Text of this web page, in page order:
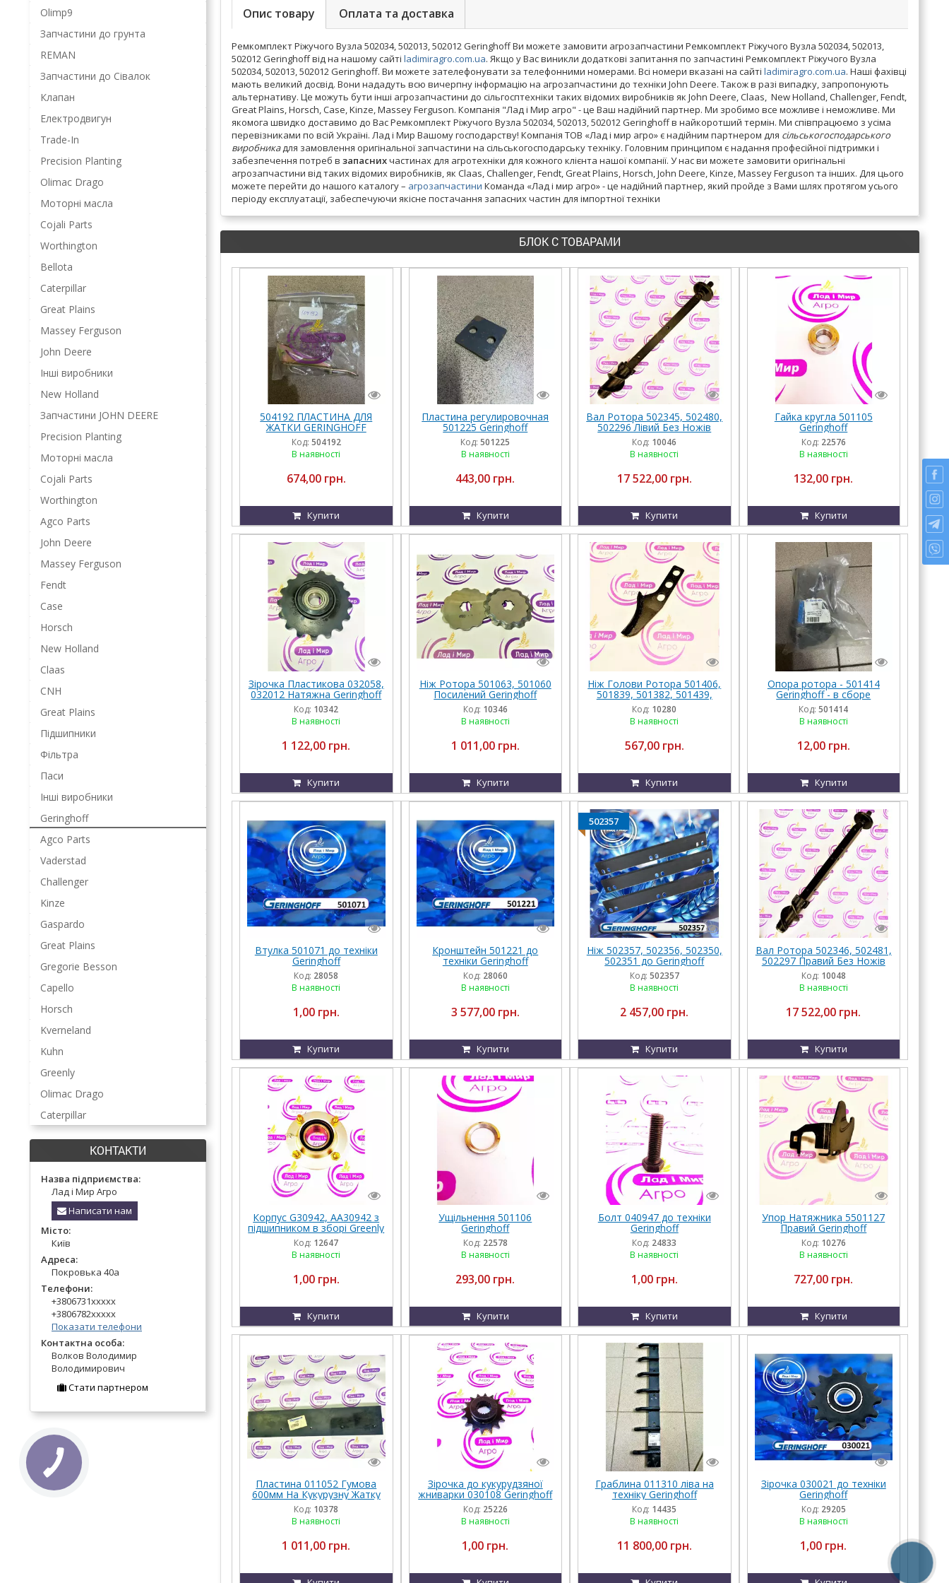
Опис товару Оплата та доставка
Ремкомплект Ріжучого Вузла 502034, 502013, 502012 Geringhoff Ви можете замовити агрозапчастини Ремкомплект Ріжучого Вузла 502034, 502013,
502012 Geringhoff від на нашому сайті ladimiragro.com.ua. Якщо у Вас виникли додаткові запитання по запчастині Ремкомплект Ріжучого Вузла
502034, 502013, 502012 Geringhoff. Ви можете зателефонувати за телефонними номерами. Всі номери вказані на сайті ladimiragro.com.ua. Наші фахівці
мають великий досвід. Вони нададуть всю вичерпну інформацію на агрозапчастини до техніки John Deere. Також в разі випадку, запропонують
альтернативу. Це можуть бути інші агрозапчастини до сільгосптехніки таких відомих виробників як John Deere, Claas, New Holland, Challenger, Fendt,
Great Plains, Horsch, Case, Kinze, Massey Ferguson. Компанія "Лад і Мир агро" - це Ваш надійний партнер. Ми зробимо все можливе і неможливе. Ми
якомога швидко доставимо до Вас Ремкомплект Ріжучого Вузла 502034, 502013, 502012 Geringhoff в найкоротший термін. Ми співпрацюємо з усіма
перевізниками по всій Україні. Лад і Мир Вашому господарству! Компанія ТОВ «Лад і мир агро» є надійним партнером для сільськогосподарського
виробникадля замовлення оригінальної запчастини на сільськогосподарську техніку. Головним принципом є надання професійної підтримки і
забезпечення потреб в запаснихчастинах для агротехніки для кожного клієнта нашої компанії. У нас ви можете замовити оригінальні
агрозапчастини від таких відомих виробників, як Claas, Challenger, Fendt, Great Plains, Horsch, John Deere, Kinze, Massey Ferguson та інших. Для цього
можете перейти до нашого каталогу – агрозапчастини Команда «Лад і мир агро» - це надійний партнер, який пройде з Вами шлях протягом усього
періоду експлуатації, забеспечуючи якісне постачання запасних частин для імпортної техніки
БЛОК С ТОВАРАМИ
504192 ПЛАСТИНА ДЛЯ
ЖАТКИ GERINGHOFF
Код: 504192
В наявності
674,00 грн.
Купити
Пластина регулировочная
501225 Geringhoff
Код: 501225
В наявності
443,00 грн.
Купити
Вал Ротора 502345, 502480,
502296 Лівий Без Ножів
Geringhoff
Код: 10046
В наявності
17 522,00 грн.
Купити
Гайка кругла 501105
Geringhoff
Код: 22576
В наявності
132,00 грн.
Купити
Зірочка Пластикова 032058,
032012 Натяжна Geringhoff
Z-17
Код: 10342
В наявності
1 122,00 грн.
Купити
Ніж Ротора 501063, 501060
Посилений Geringhoff
Код: 10346
В наявності
1 011,00 грн.
Купити
Ніж Голови Ротора 501406,
501839, 501382, 501439,
501200 Противоріжучий
Geringhoff
Код: 10280
В наявності
567,00 грн.
Купити
Опора ротора - 501414
Geringhoff - в сборе
Код: 501414
В наявності
12,00 грн.
Купити
Втулка 501071 до техніки
Geringhoff
Код: 28058
В наявності
1,00 грн.
Купити
Кронштейн 501221 до
техніки Geringhoff
Код: 28060
В наявності
3 577,00 грн.
Купити
502357
Ніж 502357, 502356, 502350,
502351 до Geringhoff
Код: 502357
В наявності
2 457,00 грн.
Купити
Вал Ротора 502346, 502481,
502297 Правий Без Ножів
Geringhoff
Код: 10048
В наявності
17 522,00 грн.
Купити
Корпус G30942, AA30942 з
підшипником в зборі Greenly
Код: 12647
В наявності
1,00 грн.
Купити
Ущільнення 501106
Geringhoff
Код: 22578
В наявності
293,00 грн.
Купити
Болт 040947 до техніки
Geringhoff
Код: 24833
В наявності
1,00 грн.
Купити
Упор Натяжника 5501127
Правий Geringhoff
Код: 10276
В наявності
727,00 грн.
Купити
Пластина 011052 Гумова
600мм На Кукурузну Жатку
Geringhoff Rota-Disc MS-SC
Код: 10378
В наявності
1 011,00 грн.
Зірочка до кукурудзяної
жниварки 030108 Geringhoff
Код: 25226
В наявності
1,00 грн.
Граблина 011310 ліва на
техніку Geringhoff
Код: 14435
В наявності
11 800,00 грн.
Зірочка 030021 до техніки
Geringhoff
Код: 29205
В наявності
1,00 грн.
Olimp9
Запчастини до грунта
REMAN
Запчастини до Сівалок
Клапан
Електродвигун
Trade-In
Precision Planting
Olimac Drago
Моторні масла
Cojali Parts
Worthington
Bellota
Caterpillar
Great Plains
Massey Ferguson
John Deere
Інші виробники
New Holland
Запчастини JOHN DEERE
Precision Planting
Моторні масла
Cojali Parts
Worthington
Agco Parts
John Deere
Massey Ferguson
Fendt
Case
Horsch
New Holland
Claas
CNH
Great Plains
Підшипники
Фільтра
Паси
Інші виробники
Geringhoff
Agco Parts
Vaderstad
Challenger
Kinze
Gaspardo
Great Plains
Gregorie Besson
Capello
Horsch
Kverneland
Kuhn
Greenly
Olimac Drago
Caterpillar
КОНТАКТИ
Назва підприємства:
Лад і Мир Агро
Написати нам
Місто:
Київ
Адреса:
Покровька 40а
Телефони:
+3806731xxxxx
+3806782xxxxx
Показати телефони
Контактна особа:
Волков Володимир
Володимирович
Стати партнером